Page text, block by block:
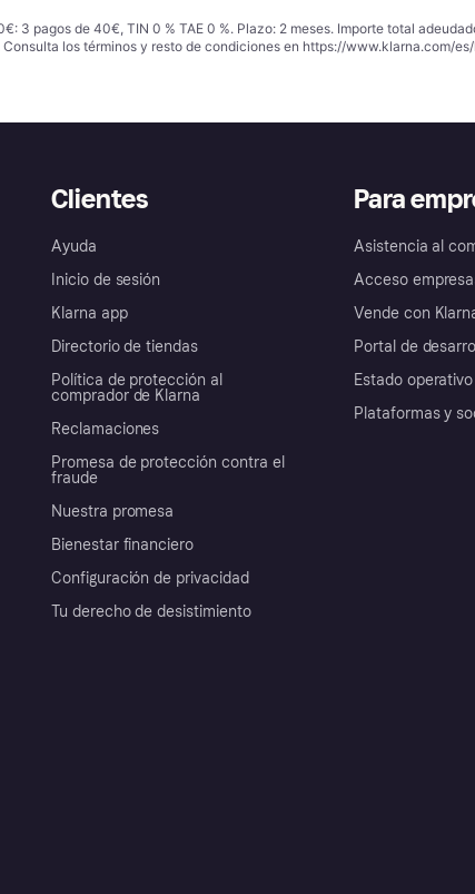
3 pagos de 40€, TIN 0 % TAE 0 %. Plazo: 2 meses. Importe total
los términos y resto de condiciones en https://www.klarna.com/
Clientes
Ayuda
Inicio de sesión
Klarna app
Directorio de tiendas
Política de protección al
comprador de Klarna
Reclamaciones
Promesa de protección contra el
fraude
Nuestra promesa
Bienestar financiero
Configuración de privacidad
Tu derecho de desistimiento
Para
Asistencia al
Acceso
Vende con
Portal de
Estado operativo
Plataformas y